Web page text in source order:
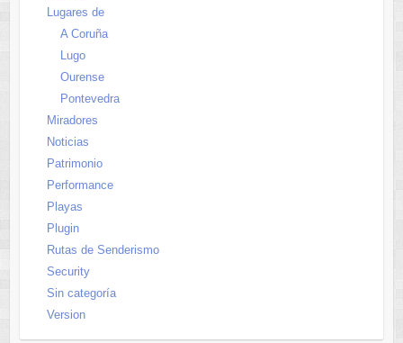
Lugares de
A Coruña
Lugo
Ourense
Pontevedra
Miradores
Noticias
Patrimonio
Performance
Playas
Plugin
Rutas de Senderismo
Security
Sin categoría
Version